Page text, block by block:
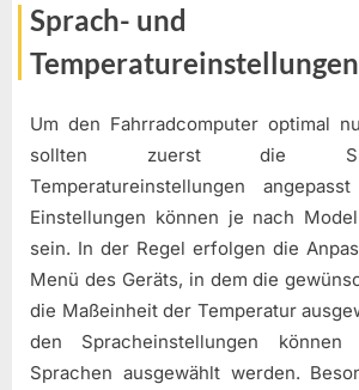
Sprach- und
Temperatureinstellungen
Um den Fahrradcomputer optimal
sollten zuerst die
Temperatureinstellungen
Einstellungen können je nach
sein. In der Regel erfolgen die
Menü des Geräts, in dem die
die Maßeinheit der Temperatur
den Spracheinstellungen können
Sprachen ausgewählt werden.